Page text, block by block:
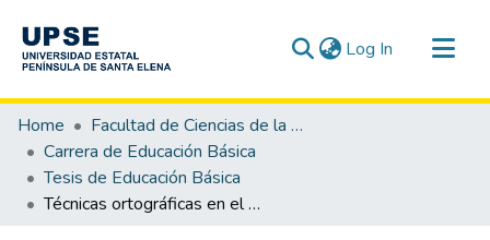
Log In (current)
Communities & Collections
All of DSpace
Statistics
Home
Facultad de Ciencias de la Educación e Idiomas
Carrera de Educación Básica
Tesis de Educación Básica
Técnicas ortográficas en el desarrollo de la expresión escrita de los estudiantes de tercer grado de educación básica de la escuela Provincia del Chimborazo de la Comunidad de Clementina, Parroquia Colonche, Cantón Santa Elena, Provincia Santa Elena, período lectivo 2014-2015.